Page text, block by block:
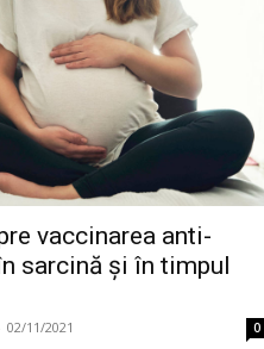
vaccinarea anti-
sarcină și în timpul
02/11/2021 0